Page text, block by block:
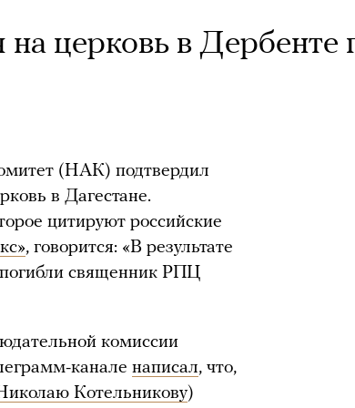
на церковь в Дербенте
(НАК) подтвердил
в Дагестане.
цитируют российские
, говорится: «В результате
священник РПЦ
комиссии
канале написал, что,
Котельникову)